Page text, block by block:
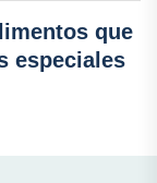
que
especiales